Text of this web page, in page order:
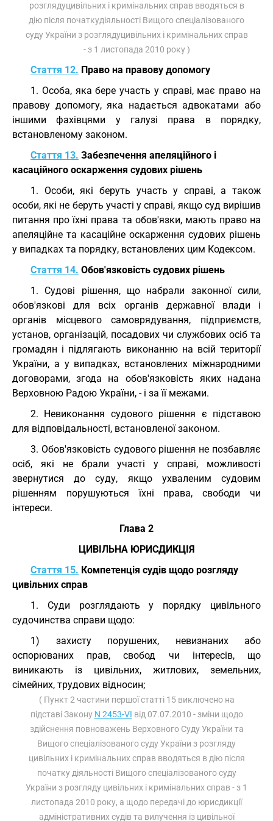
розглядуцивільних і кримінальних справ вводяться в
дію після початкудіяльності Вищого спеціалізованого
суду України з розглядуцивільних і кримінальних справ
- з 1 листопада 2010 року )
Стаття 12. Право на правову допомогу
1. Особа, яка бере участь у справі, має право на
правову допомогу, яка надається адвокатами або
іншими фахівцями у галузі права в порядку,
встановленому законом.
Стаття 13. Забезпечення апеляційного і
касаційного оскарження судових рішень
1. Особи, які беруть участь у справі, а також
особи, які не беруть участі у справі, якщо суд вирішив
питання про їхні права та обов'язки, мають право на
апеляційне та касаційне оскарження судових рішень
у випадках та порядку, встановлених цим Кодексом.
Стаття 14. Обов'язковість судових рішень
1. Судові рішення, що набрали законної сили,
обов'язкові для всіх органів державної влади і
органів місцевого самоврядування, підприємств,
установ, організацій, посадових чи службових осіб та
громадян і підлягають виконанню на всій території
України, а у випадках, встановлених міжнародними
договорами, згода на обов'язковість яких надана
Верховною Радою України, - і за її межами.
2. Невиконання судового рішення є підставою
для відповідальності, встановленої законом.
3. Обов'язковість судового рішення не позбавляє
осіб, які не брали участі у справі, можливості
звернутися до суду, якщо ухваленим судовим
рішенням порушуються їхні права, свободи чи
інтереси.
Глава 2
ЦИВІЛЬНА ЮРИСДИКЦІЯ
Стаття 15. Компетенція судів щодо розгляду
цивільних справ
1. Суди розглядають у порядку цивільного
судочинства справи щодо:
1) захисту порушених, невизнаних або
оспорюваних прав, свобод чи інтересів, що
виникають із цивільних, житлових, земельних,
сімейних, трудових відносин;
( Пункт 2 частини першої статті 15 виключено на
підставі Закону N 2453-VI від 07.07.2010 - зміни щодо
здійснення повноважень Верховного Суду України та
Вищого спеціалізованого суду України з розгляду
цивільних і кримінальних справ вводяться в дію після
початку діяльності Вищого спеціалізованого суду
України з розгляду цивільних і кримінальних справ - з 1
листопада 2010 року, а щодо передачі до юрисдикції
адміністративних судів та вилучення із цивільної